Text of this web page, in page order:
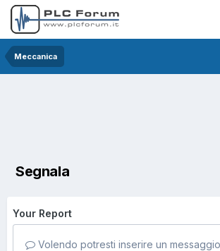
Meccanica
Segnala
Your Report
Volendo potresti inserire un